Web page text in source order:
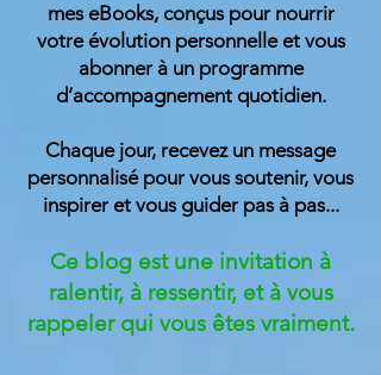
mes eBooks, conçus pour nourrir
votre évolution personnelle et vous
abonner à un programme
d’accompagnement quotidien.
Chaque jour, recevez un message
personnalisé pour vous soutenir, vous
inspirer et vous guider pas à pas...
Ce blog est une invitation à
ralentir, à ressentir, et à vous
rappeler qui vous êtes vraiment.